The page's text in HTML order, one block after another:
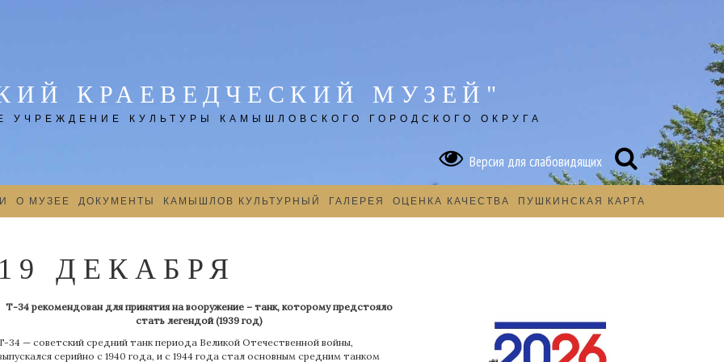
КРАЕВЕДЧЕСКИЙ МУЗЕЙ"
КУЛЬТУРЫ КАМЫШЛОВСКОГО ГОРОДСКОГО ОКРУГА
Версия для слабовидящих
О МУЗЕЕ ДОКУМЕНТЫ КАМЫШЛОВ КУЛЬТУРНЫЙ ГАЛЕРЕЯ ОЦЕНКА КАЧЕСТВА ПУШКИНСКАЯ КАРТА
19 ДЕКАБРЯ
Т-34 рекомендован для принятия на вооружение – танк, которому предстояло
стать легендой (1939 год)
34 — советский средний танк периода Великой Отечественной войны,
серийно с 1940 года, и с 1944 года стал основным средним танком